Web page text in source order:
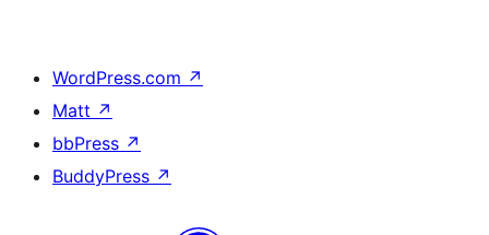
WordPress.com ↗
Matt ↗
bbPress ↗
BuddyPress ↗